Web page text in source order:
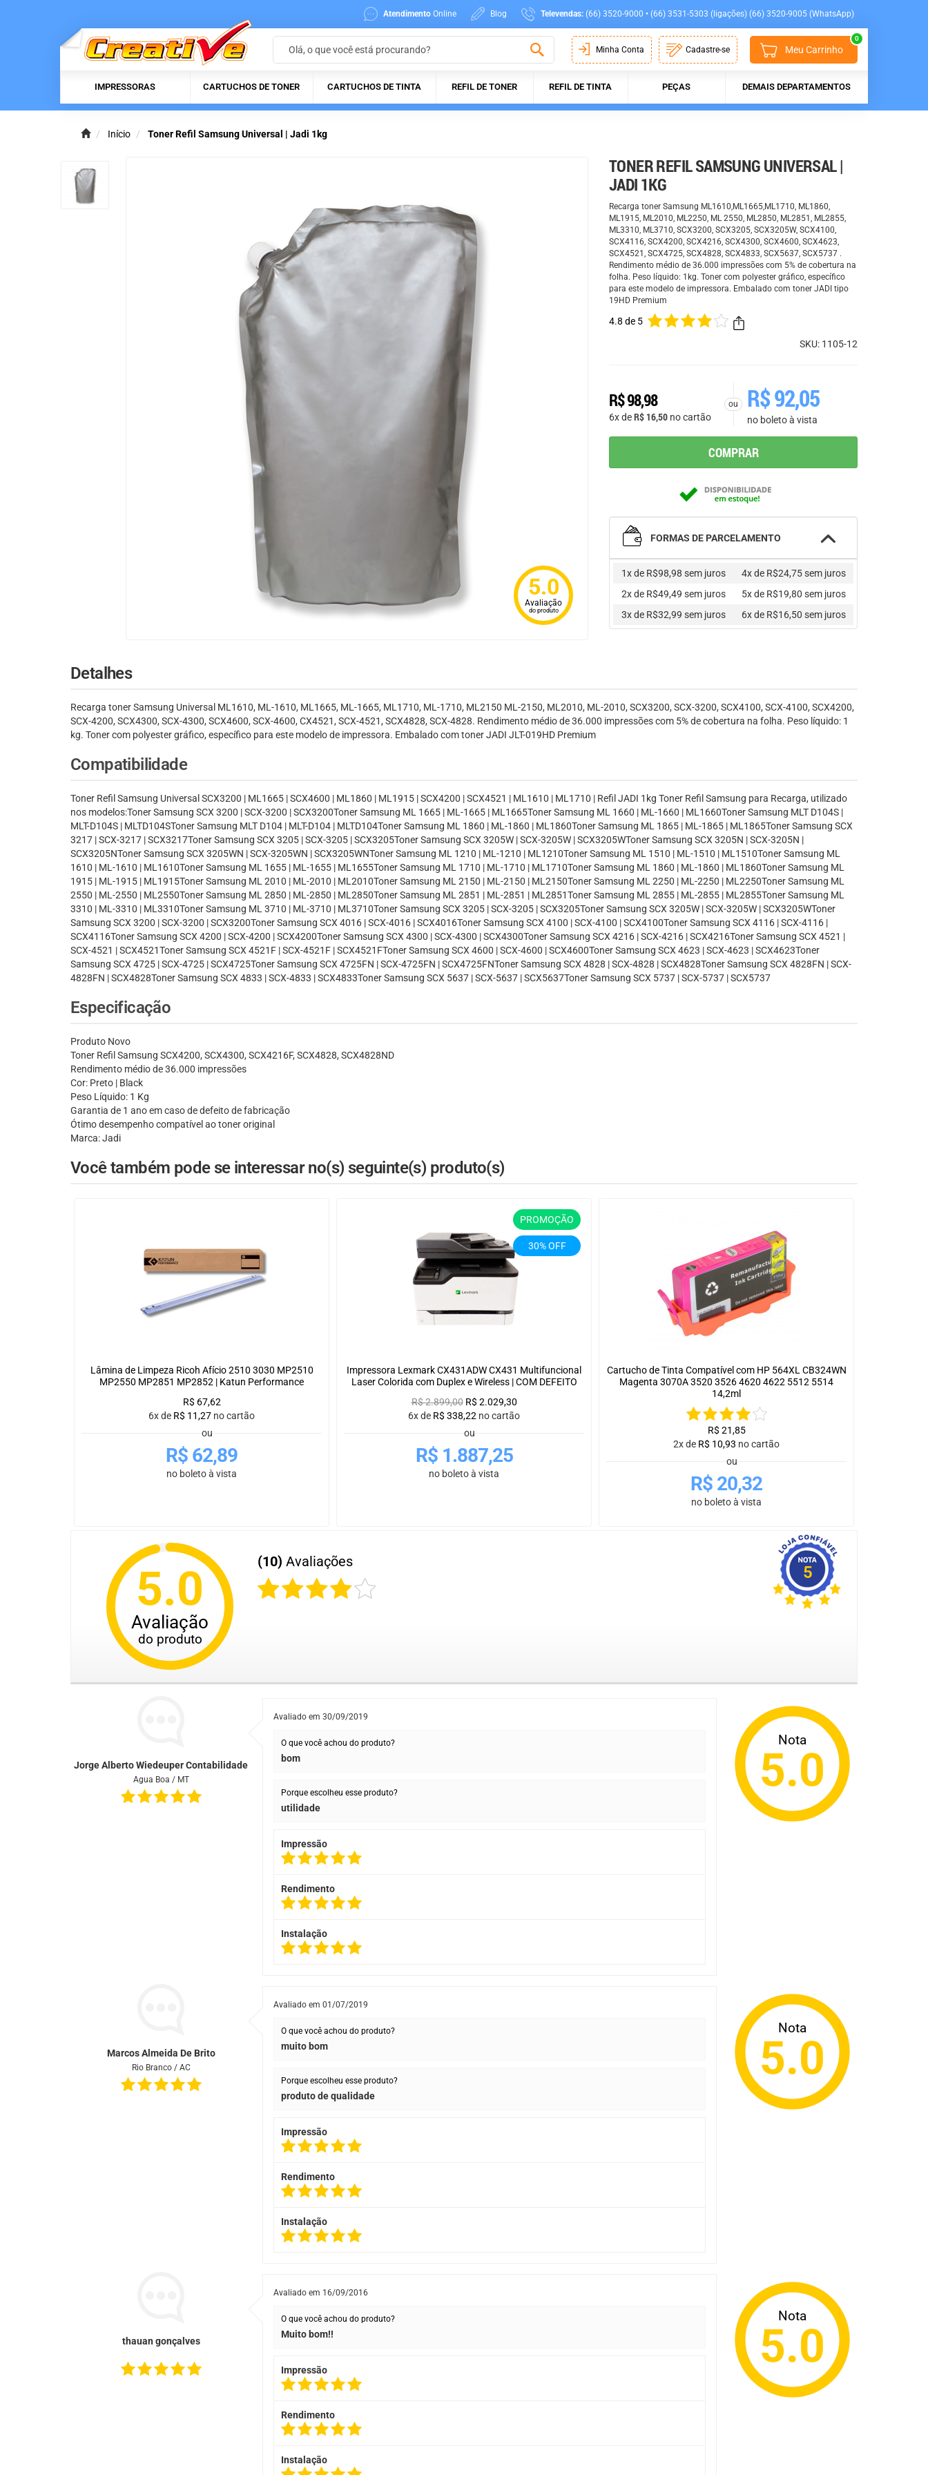
Atendimento Online Blog Televendas: (66) 3520-9000 • (66) 3531-5303 (ligações) (66) 3520-9005 (WhatsApp)
Minha Conta Cadastre-se Meu Carrinho
0
IMPRESSORAS CARTUCHOS DE TONER CARTUCHOS DE TINTA REFIL DE TONER REFIL DE TINTA PEÇAS DEMAIS DEPARTAMENTOS
Início Toner Refil Samsung Universal | Jadi 1kg
5.0
Avaliação
do produto
TONER REFIL SAMSUNG UNIVERSAL |
JADI 1KG
Recarga toner Samsung ML1610,ML1665,ML1710, ML1860,
ML1915, ML2010, ML2250, ML 2550, ML2850, ML2851, ML2855,
ML3310, ML3710, SCX3200, SCX3205, SCX3205W, SCX4100,
SCX4116, SCX4200, SCX4216, SCX4300, SCX4600, SCX4623,
SCX4521, SCX4725, SCX4828, SCX4833, SCX5637, SCX5737 .
Rendimento médio de 36.000 impressões com 5% de cobertura na
folha. Peso líquido: 1kg. Toner com polyester gráfico, específico
para este modelo de impressora. Embalado com toner JADI tipo
19HD Premium
4.8 de 5
SKU: 1105-12
R$98,98
6x deR$ 16,50 no cartão
ou R$92,05
no boleto à vista
COMPRAR
FORMAS DE PARCELAMENTO
1x de R$98,98 sem juros
2x de R$49,49 sem juros
3x de R$32,99 sem juros
4x de R$24,75sem juros
5x de R$19,80 sem juros
6x de R$16,50 sem juros
Detalhes
Recarga toner Samsung Universal ML1610, ML-1610, ML1665, ML-1665, ML1710, ML-1710, ML2150 ML-2150, ML2010, ML-2010, SCX3200, SCX-3200, SCX4100, SCX-4100, SCX4200,
SCX-4200, SCX4300, SCX-4300, SCX4600, SCX-4600, CX4521, SCX-4521, SCX4828, SCX-4828. Rendimento médio de 36.000 impressões com 5% de cobertura na folha. Peso líquido: 1
kg. Toner com polyester gráfico, específico para este modelo de impressora. Embalado com toner JADI JLT-019HD Premium
Compatibilidade
Toner Refil Samsung Universal SCX3200 | ML1665 | SCX4600 | ML1860 | ML1915 | SCX4200 | SCX4521 | ML1610 | ML1710 | Refil JADI 1kg Toner Refil Samsung para Recarga, utilizado
nos modelos:Toner Samsung SCX 3200 | SCX-3200 | SCX3200Toner Samsung ML 1665 | ML-1665 | ML1665Toner Samsung ML 1660 | ML-1660 | ML1660Toner Samsung MLT D104S |
MLT-D104S | MLTD104SToner Samsung MLT D104 | MLT-D104 | MLTD104Toner Samsung ML 1860 | ML-1860 | ML1860Toner Samsung ML 1865 | ML-1865 | ML1865Toner Samsung SCX
3217 | SCX-3217 | SCX3217Toner Samsung SCX 3205 | SCX-3205 | SCX3205Toner Samsung SCX 3205W | SCX-3205W | SCX3205WToner Samsung SCX 3205N | SCX-3205N |
SCX3205NToner Samsung SCX 3205WN | SCX-3205WN | SCX3205WNToner Samsung ML 1210 | ML-1210 | ML1210Toner Samsung ML 1510 | ML-1510 | ML1510Toner Samsung ML
1610 | ML-1610 | ML1610Toner Samsung ML 1655 | ML-1655 | ML1655Toner Samsung ML 1710 | ML-1710 | ML1710Toner Samsung ML 1860 | ML-1860 | ML1860Toner Samsung ML
1915 | ML-1915 | ML1915Toner Samsung ML 2010 | ML-2010 | ML2010Toner Samsung ML 2150 | ML-2150 | ML2150Toner Samsung ML 2250 | ML-2250 | ML2250Toner Samsung ML
2550 | ML-2550 | ML2550Toner Samsung ML 2850 | ML-2850 | ML2850Toner Samsung ML 2851 | ML-2851 | ML2851Toner Samsung ML 2855 | ML-2855 | ML2855Toner Samsung ML
3310 | ML-3310 | ML3310Toner Samsung ML 3710 | ML-3710 | ML3710Toner Samsung SCX 3205 | SCX-3205 | SCX3205Toner Samsung SCX 3205W | SCX-3205W | SCX3205WToner
Samsung SCX 3200 | SCX-3200 | SCX3200Toner Samsung SCX 4016 | SCX-4016 | SCX4016Toner Samsung SCX 4100 | SCX-4100 | SCX4100Toner Samsung SCX 4116 | SCX-4116 |
SCX4116Toner Samsung SCX 4200 | SCX-4200 | SCX4200Toner Samsung SCX 4300 | SCX-4300 | SCX4300Toner Samsung SCX 4216 | SCX-4216 | SCX4216Toner Samsung SCX 4521 |
SCX-4521 | SCX4521Toner Samsung SCX 4521F | SCX-4521F | SCX4521FToner Samsung SCX 4600 | SCX-4600 | SCX4600Toner Samsung SCX 4623 | SCX-4623 | SCX4623Toner
Samsung SCX 4725 | SCX-4725 | SCX4725Toner Samsung SCX 4725FN | SCX-4725FN | SCX4725FNToner Samsung SCX 4828 | SCX-4828 | SCX4828Toner Samsung SCX 4828FN | SCX-
4828FN | SCX4828Toner Samsung SCX 4833 | SCX-4833 | SCX4833Toner Samsung SCX 5637 | SCX-5637 | SCX5637Toner Samsung SCX 5737 | SCX-5737 | SCX5737
Especificação
Produto Novo
Toner Refil Samsung SCX4200, SCX4300, SCX4216F, SCX4828, SCX4828ND
Rendimento médio de 36.000 impressões
Cor: Preto | Black
Peso Líquido: 1 Kg
Garantia de 1 ano em caso de defeito de fabricação
Ótimo desempenho compatível ao toner original
Marca: Jadi
Você também pode se interessar no(s) seguinte(s) produto(s)
Lâmina de Limpeza Ricoh Afício 2510 3030 MP2510
MP2550 MP2851 MP2852 | Katun Performance
R$ 67,62
6x de R$ 11,27 no cartão
ou
R$ 62,89
no boleto à vista
PROMOÇÃO
30% OFF
Impressora Lexmark CX431ADW CX431 Multifuncional
Laser Colorida com Duplex e Wireless | COM DEFEITO
R$2.899,00 R$ 2.029,30
6x de R$ 338,22 no cartão
ou
R$1.887,25
no boleto à vista
Cartucho de Tinta Compatível com HP 564XL CB324WN
Magenta 3070A 3520 3526 4620 4622 5512 5514
14,2ml
R$ 21,85
2x de R$ 10,93 no cartão
ou
R$ 20,32
no boleto à vista
5.0
Avaliação
do produto
(10) Avaliações
5
Jorge Alberto Wiedeuper Contabilidade
Agua Boa / MT
Avaliado em 30/09/2019
O que você achou do produto?
bom
Porque escolheu esse produto?
utilidade
Impressão
Rendimento
Instalação
Nota
5.0
Marcos Almeida De Brito
Rio Branco / AC
Avaliado em 01/07/2019
O que você achou do produto?
muito bom
Porque escolheu esse produto?
produto de qualidade
Impressão
Rendimento
Instalação
Nota
5.0
thauan gonçalves
Avaliado em 16/09/2016
O que você achou do produto?
Muito bom!!
Impressão
Rendimento
Instalação
Nota
5.0